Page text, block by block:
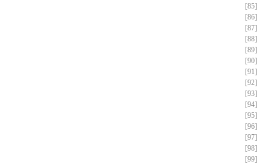
[85]
[86]
[87]
[88]
[89]
[90]
[91]
[92]
[93]
[94]
[95]
[96]
[97]
[98]
[99]